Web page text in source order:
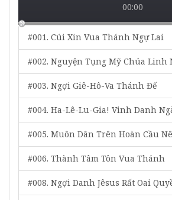
00:00
#001. Cúi Xin Vua Thánh Ngự Lai
#002. Nguyện Tụng Mỹ Chúa Linh
#003. Ngợi Giê-Hô-Va Thánh Đế
#004. Ha-Lê-Lu-Gia! Vinh Danh
#005. Muôn Dân Trên Hoàn Cầu
#006. Thành Tâm Tôn Vua Thánh
#008. Ngợi Danh Jêsus Rất Oai